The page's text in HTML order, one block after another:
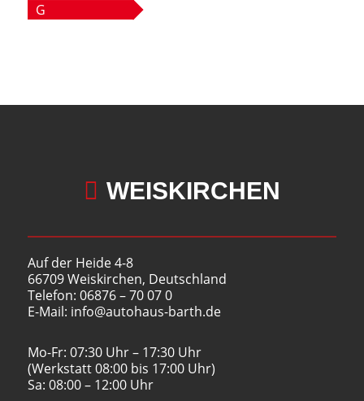
G
 WEISKIRCHEN
Auf der Heide 4-8
66709 Weiskirchen, Deutschland
Telefon: 06876 – 70 07 0
E-Mail: info@autohaus-barth.de
Mo-Fr: 07:30 Uhr – 17:30 Uhr
(Werkstatt 08:00 bis 17:00 Uhr)
Sa: 08:00 – 12:00 Uhr